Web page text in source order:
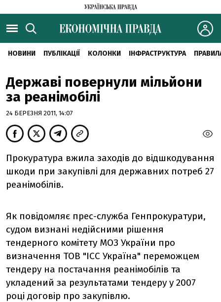
НОВИНИ ПУБЛІКАЦІЇ КОЛОНКИ ІНФРАСТРУКТУРА
Державі повернули мільйони
за реанімобілі
24 БЕРЕЗНЯ 2011, 14:07
Прокуратура вжила заходів до відшкодування
шкоди при закупівлі для державних потреб 27
реанімобілів.
Як повідомляє прес-служба Генпрокуратури,
судом визнані недійсними рішення
тендерного комітету МОЗ України про
визначення ТОВ "ІСС Україна" переможцем
тендеру на постачання реанімобілів та
укладений за результатами тендеру у 2007
році договір про закупівлю.